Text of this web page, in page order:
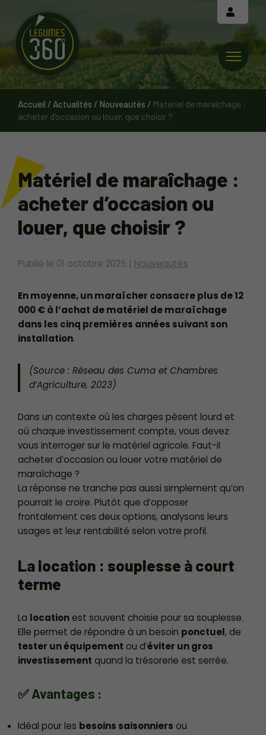
Accueil / Actualités / Nouveautés / Matériel de maraîchage :
acheter d’occasion ou louer, que choisir ?
Matériel de maraîchage :
acheter d’occasion ou
louer, que choisir ?
Publié le 01 octobre 2025 Nouveautés
En moyenne, un maraîcher consacre plus de 12
000 € à l’achat de matériel de maraîchage
dans les cinq premières années suivant son
installation.
(Source : Réseau des Cuma et Chambres
d’Agriculture, 2023)
Dans un contexte où les charges pèsent lourd et
où chaque investissement compte, vous devez
vous interroger sur le matériel agricole. Faut-il
acheter d’occasion ou louer votre matériel de
maraîchage ?
La réponse ne tranche pas aussi simplement qu’on
pourrait le croire. Plutôt que d’opposer
frontalement ces deux options, analysons leurs
usages et leur rentabilité selon votre profil.
La location : souplesse à court
terme
La locationest souvent choisie pour sa souplesse.
Elle permet de répondre à un besoin ponctuel, de
tester un équipement ou d’éviter un gros
investissement quand la trésorerie est serrée.
✅ Avantages :
Idéal pour les besoins saisonniers ou